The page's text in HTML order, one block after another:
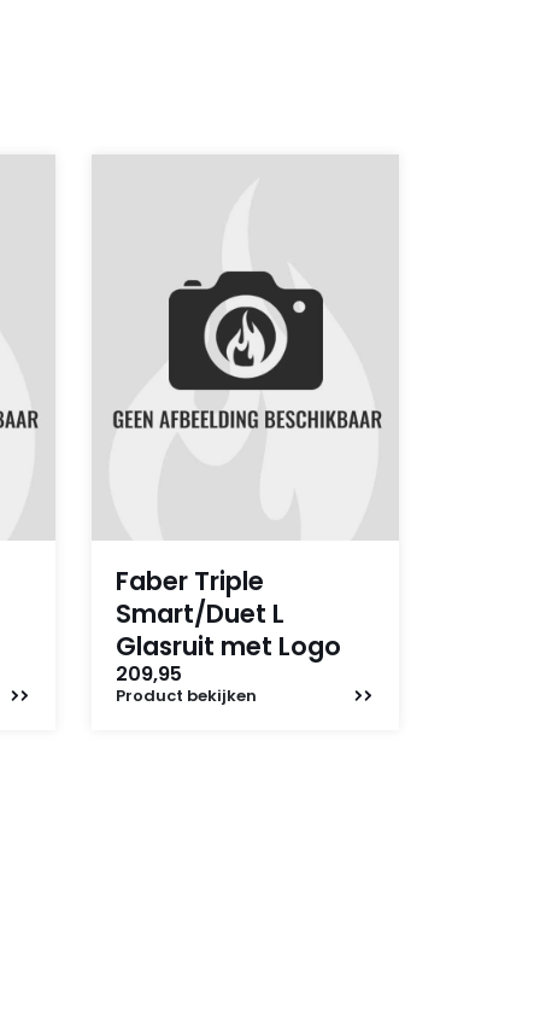
Faber Triple
Smart/Duet L
Glasruit met Logo
209,95
Product bekijken